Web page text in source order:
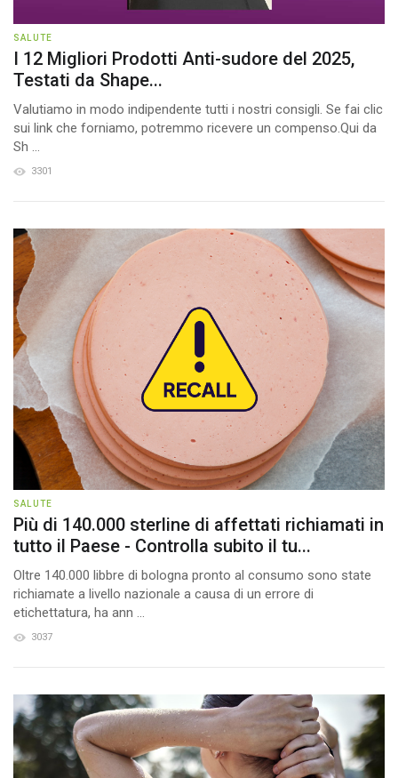
SALUTE
I 12 Migliori Prodotti Anti-sudore del 2025,
Testati da Shape...
Valutiamo in modo indipendente tutti i nostri consigli. Se fai clic
sui link che forniamo, potremmo ricevere un compenso.Qui da
Sh ...
3301
SALUTE
Più di 140.000 sterline di affettati richiamati in
tutto il Paese - Controlla subito il tu...
Oltre 140.000 libbre di bologna pronto al consumo sono state
richiamate a livello nazionale a causa di un errore di
etichettatura, ha ann ...
3037